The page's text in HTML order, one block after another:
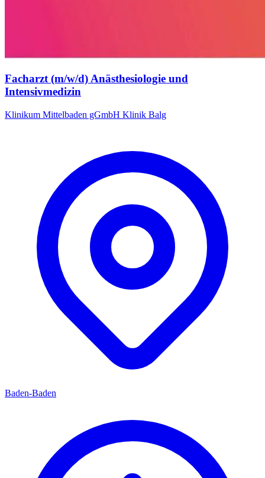
Facharzt (m/w/d) Anästhesiologie und
Intensivmedizin
Klinikum Mittelbaden gGmbH Klinik Balg
Baden-Baden